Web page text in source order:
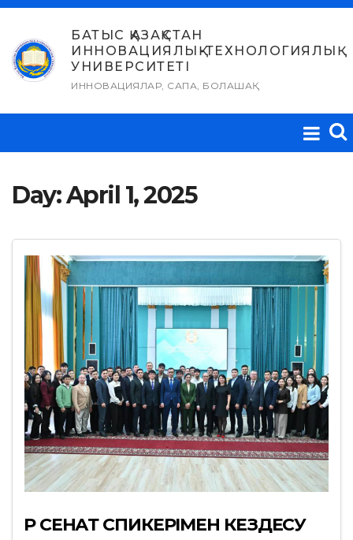
Skip
content
БАТЫС ҚАЗАҚСТАН
ИННОВАЦИЯЛЫҚ-ТЕХНОЛОГИЯЛЫҚ
УНИВЕРСИТЕТІ
ИННОВАЦИЯЛАР, САПА, БОЛАШАҚ
Day:April 1, 2025
ҚР СЕНАТ СПИКЕРІМЕН КЕЗДЕСУ